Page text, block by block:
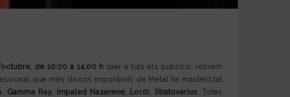
de 10:00 a 14:00 h (per a tots els públics), rebrem
que més discos importants de Metal ha masteritzat
Ray, Impaled Nazarene, Lordi, Stratovarius. Totes